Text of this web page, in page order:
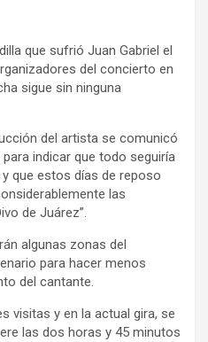
que sufrió Juan Gabriel el
del concierto en
sigue sin ninguna
del artista se comunicó
indicar que todo seguiría
que estos días de reposo
las
de Juárez”.
algunas zonas del
para hacer menos
del cantante.
visitas y en la actual gira, se
las dos horas y 45 minutos